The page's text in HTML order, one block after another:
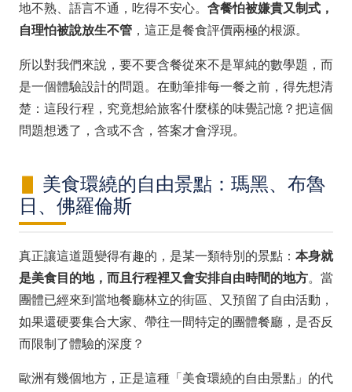
地不熟、語言不通，吃得不安心。 含餐怕被嫌貴又制式，
自理怕被說放生不管 ，這正是餐食評價兩極的根源。
所以對我們來說，要不要含餐從來不是單純的數學題，而
是一個體驗設計的問題。在動筆排每一餐之前，得先想清
楚：這段行程，究竟想給旅客什麼樣的味覺記憶？把這個
問題想透了，含或不含，答案才會浮現。
美食環繞的自由景點：瑪黑、布魯
日、佛羅倫斯
真正讓這道題變得有趣的，是某一類特別的景點： 本身就
是美食目的地，而且行程裡又會安排自由時間的地方。當
團體已經來到當地餐廳林立的街區、又預留了自由活動，
如果還硬要集合大家、帶往一間特定的團體餐廳，是否反
而限制了體驗的深度？
歐洲有幾個地方，正是這種「美食環繞的自由景點」的代